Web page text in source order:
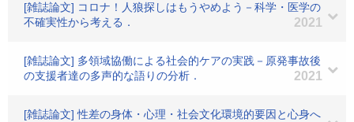
[雑誌論文] コロナ！人狼探しはもうやめよう－科学・医学の
不確実性から考える．
2021
[雑誌論文] 多領域協働による社会的ケアの実践－原発事故後
の支援者達の多声的な語りの分析．
2021
[雑誌論文] 性差の身体・心理・社会文化環境的要因と心身へ